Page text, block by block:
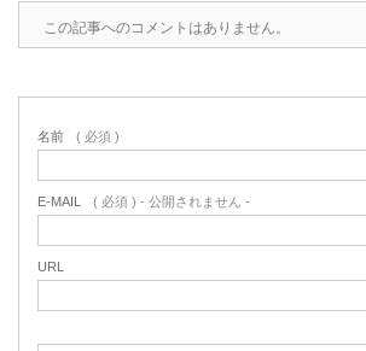
この記事へのコメントはありません。
名前 ( 必須 )
E-MAIL ( 必須 ) - 公開されません -
URL